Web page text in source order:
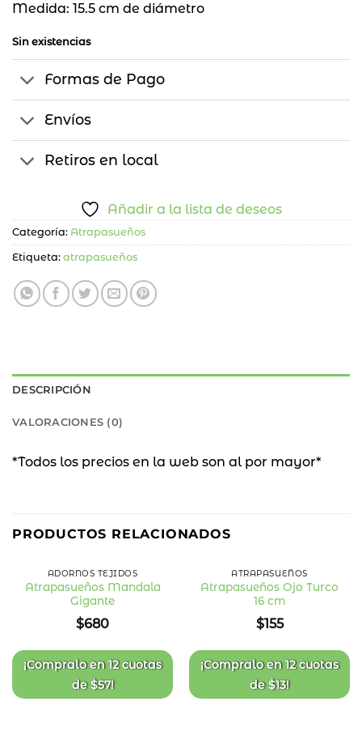
Medida: 15.5 cm de diámetro
Sin existencias
Formas de Pago
Envíos
Retiros en local
Añadir a la lista de deseos
Categoría: Atrapasueños
Etiqueta: atrapasueños
DESCRIPCIÓN
VALORACIONES (0)
*Todos los precios en la web son al por mayor*
PRODUCTOS RELACIONADOS
ADORNOS TEJIDOS
Atrapasueños Mandala
Gigante
$680
¡Compralo en12 cuotas
de$57!
ATRAPASUEÑOS
Atrapasueños Ojo Turco
16 cm
$155
¡Compralo en12 cuotas
de$13!